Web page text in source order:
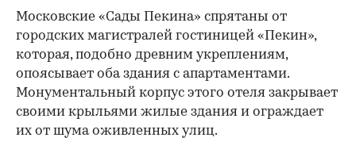
Московские «Сады Пекина» спрятаны от
городских магистралей гостиницей «Пекин»,
которая, подобно древним укреплениям,
опоясывает оба здания с апартаментами.
Монументальный корпус этого отеля закрывает
своими крыльями жилые здания и ограждает
их от шума оживленных улиц.